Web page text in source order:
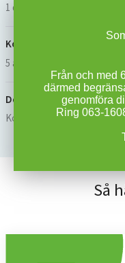
1 dag
Kompetensens
5 år
Dokumentation
Kompetensbevis för
Så
Från och med
därmed
genomföra
Ring 063-